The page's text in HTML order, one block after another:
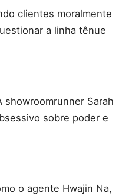
clientes moralmente
a linha tênue
showroomrunner Sarah
sobre poder e
o agente Hwajin Na,